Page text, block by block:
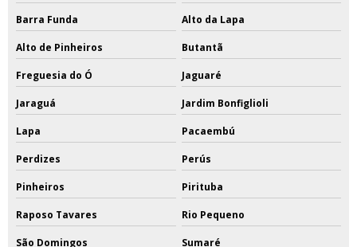
Barra Funda Alto da Lapa
Alto de Pinheiros Butantã
Freguesia do Ó Jaguaré
Jaraguá Jardim Bonfiglioli
Lapa Pacaembú
Perdizes Perús
Pinheiros Pirituba
Raposo Tavares Rio Pequeno
São Domingos Sumaré